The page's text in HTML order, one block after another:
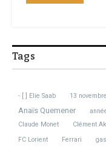
Tags
- [ ] Elie Saab 13
Anaïs Quemener
Claude Monet
Clément
FC Lorient
Ferrari